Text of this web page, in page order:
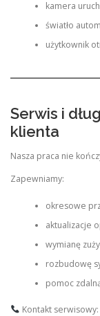
kamera
światło
użytkownik
Serwis i
klienta
Nasza praca nie
Zapewniamy:
okresowe
aktualizacje
wymianę
rozbudowę
pomoc
Kontakt